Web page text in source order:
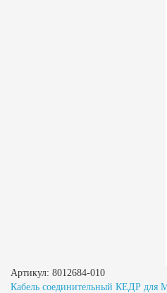
Артикул: 8012684-010
Кабель соединительный КЕДР для